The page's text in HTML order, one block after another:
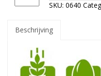
SKU: 0640
Beschrijving